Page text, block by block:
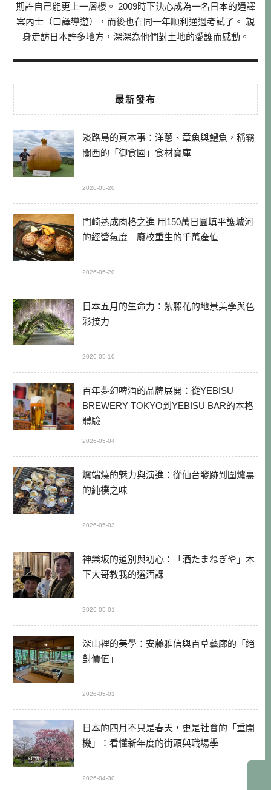
期許自己能更上一層樓。 2009時下決心成為一名日本的通譯
案內士（口譯導遊），而後也在同一年順利通過考試了。 親
身走訪日本許多地方，深深為他們對土地的愛護而感動。
最新發布
淡路島的真本事：洋蔥、章魚與鱧魚，稱霸
關西的「御食國」食材寶庫
2026-05-20
門崎熟成肉格之進 用150萬日圓填平護城河
的經營氣度｜廢校重生的千萬產值
2026-05-20
日本五月的生命力：紫藤花的地景美學與色
彩接力
2026-05-10
百年夢幻啤酒的品牌展開：從YEBISU
BREWERY TOKYO到YEBISU BAR的本格
體驗
2026-05-04
爐端燒的魅力與演進：從仙台發跡到圍爐裏
的純樸之味
2026-05-03
神樂坂的道別與初心：「酒たまねぎや」木
下大哥教我的選酒課
2026-05-01
深山裡的美學：安藤雅信與百草藝廊的「絕
對價值」
2026-05-01
日本的四月不只是春天，更是社會的「重開
機」：看懂新年度的街頭與職場學
2026-04-30